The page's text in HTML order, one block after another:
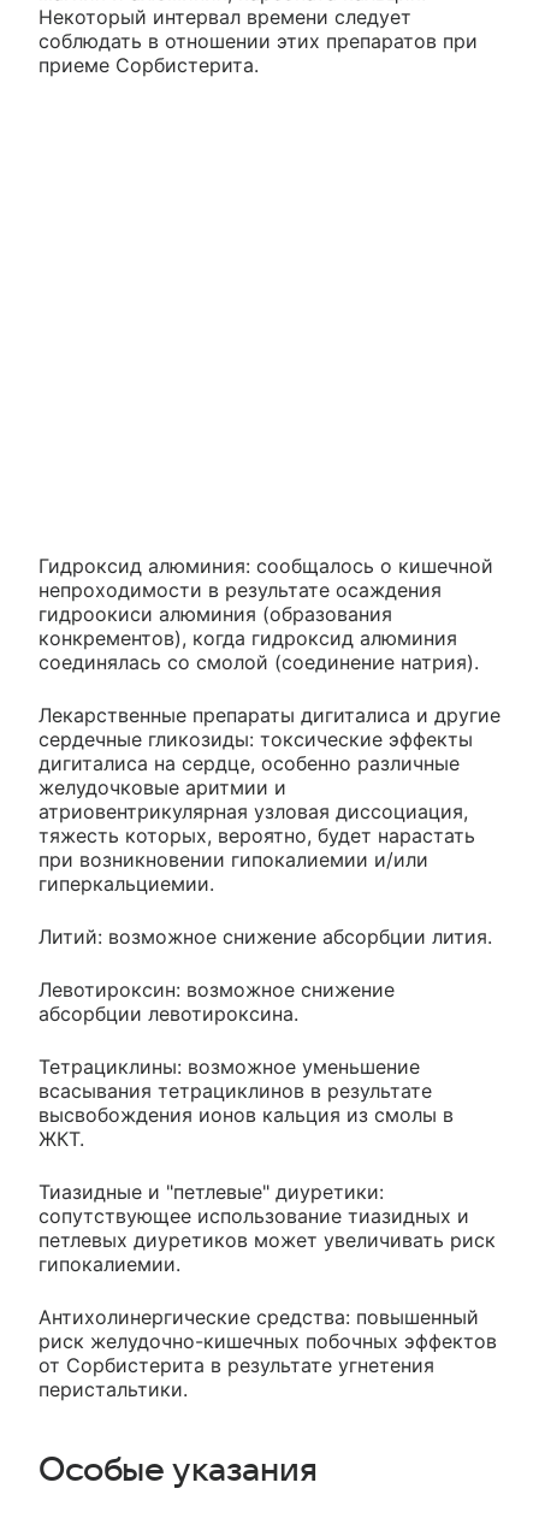
Некоторый интервал времени следует
соблюдать в отношении этих препаратов при
приеме Сорбистерита.
Гидроксид алюминия: сообщалось о кишечной
непроходимости в результате осаждения
гидроокиси алюминия (образования
конкрементов), когда гидроксид алюминия
соединялась со смолой (соединение натрия).
Лекарственные препараты дигиталиса и другие
сердечные гликозиды: токсические эффекты
дигиталиса на сердце, особенно различные
желудочковые аритмии и
атриовентрикулярная узловая диссоциация,
тяжесть которых, вероятно, будет нарастать
при возникновении гипокалиемии и/или
гиперкальциемии.
Литий: возможное снижение абсорбции лития.
Левотироксин: возможное снижение
абсорбции левотироксина.
Тетрациклины: возможное уменьшение
всасывания тетрациклинов в результате
высвобождения ионов кальция из смолы в
ЖКТ.
Тиазидные и "петлевые" диуретики:
сопутствующее использование тиазидных и
петлевых диуретиков может увеличивать риск
гипокалиемии.
Антихолинергические средства: повышенный
риск желудочно-кишечных побочных эффектов
от Сорбистерита в результате угнетения
перистальтики.
Особые указания